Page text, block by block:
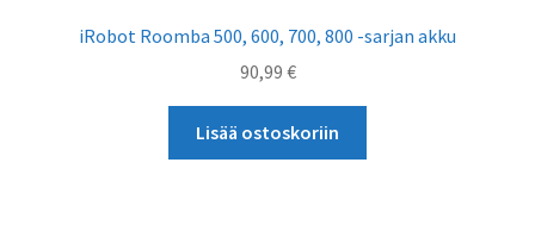
iRobot Roomba 500, 600, 700, 800 -sarjan akku
90,99 €
Lisää ostoskoriin